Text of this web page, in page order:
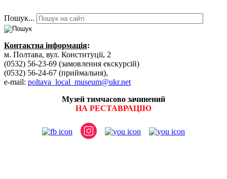
Пошук...
Контактна інформація:
м. Полтава, вул. Конституції, 2
(0532) 56-23-69 (замовлення екскурсій)
(0532) 56-24-67 (приймальня),
e-mail: poltava_local_museum@ukr.net
Музей тимчасово зачинений
НА РЕСТАВРАЦІЮ